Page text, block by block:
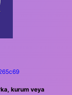
kurum veya